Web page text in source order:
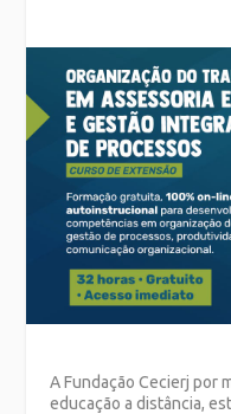
A Fundação Cecierj por
educação a distância,